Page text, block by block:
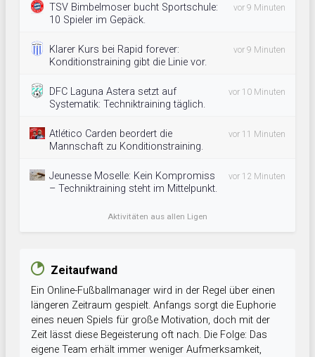
TSV Bimbelmoser bucht Sportschule:
10 Spieler im Gepäck.
vor 9 Minuten
Klarer Kurs bei Rapid forever:
Konditionstraining gibt die Linie vor.
vor 9 Minuten
DFC Laguna Astera setzt auf
Systematik: Techniktraining täglich.
vor 10 Minuten
Atlético Carden beordert die
Mannschaft zu Konditionstraining.
vor 11 Minuten
Jeunesse Moselle: Kein Kompromiss
– Techniktraining steht im Mittelpunkt.
vor 12 Minuten
Aktivitäten aus allen Ligen
Zeitaufwand
Ein Online-Fußballmanager wird in der Regel über einen
längeren Zeitraum gespielt. Anfangs sorgt die Euphorie
eines neuen Spiels für große Motivation, doch mit der
Zeit lässt diese Begeisterung oft nach. Die Folge: Das
eigene Team erhält immer weniger Aufmerksamkeit,